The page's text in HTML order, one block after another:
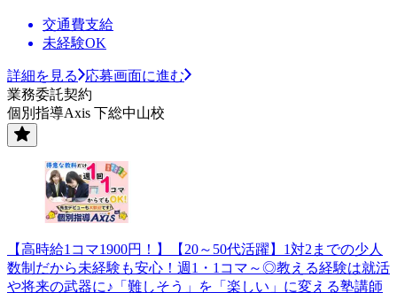
交通費支給
未経験OK
詳細を見る
応募画面に進む
業務委託契約
個別指導Axis 下総中山校
【高時給1コマ1900円！】【20～50代活躍】1対2までの少人
数制だから未経験も安心！週1・1コマ～◎教える経験は就活
や将来の武器に♪「難しそう」を「楽しい」に変える塾講師